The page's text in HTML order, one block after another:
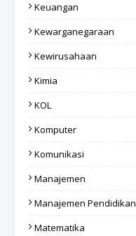
Keuangan
Kewarganegaraan
Kewirusahaan
Kimia
KOL
Komputer
Komunikasi
Manajemen
Manajemen Pendidikan
Matematika